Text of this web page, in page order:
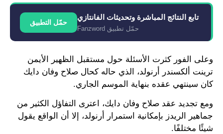
تابع النتائج المباشرة وتحديثات الفانتازي
حمّل تطبيق Fanzword
حمّل التطبيق
وعلى الفور كثرت الأسئلة حول مستقبل الظهير الأيمن
ترينت ألكسندر أرنولد، الذي حاله كحال صلاح وفان دايك
كان سينتهي عقده بنهاية الموسم الجاري.
ومع تجديد عقد صلاح وفان دايك، اعترى التفاؤل الكثير من
جماهير الريدز بإمكانية استمرار أرنولد، إلا أن الواقع يقول
شيئًا مختلفًا.